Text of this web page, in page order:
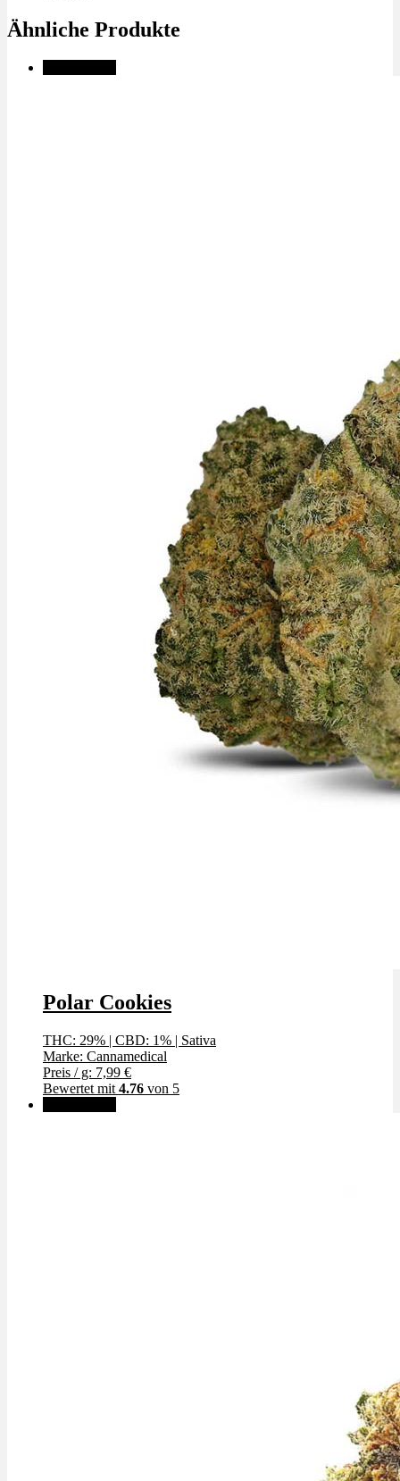
Ähnliche Produkte
Polar Cookies
THC: 29% | CBD: 1% | Sativa
Marke: Cannamedical
Preis / g: 7,99 €
Bewertet mit 4.76 von 5